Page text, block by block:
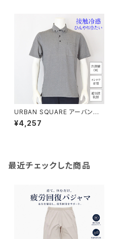
URBAN SQUARE アーバンス
クエア｜接触冷感 鹿の子ボタン
ダウンポロシャツ｜洗濯機OK
¥4,257
最近チェックした商品